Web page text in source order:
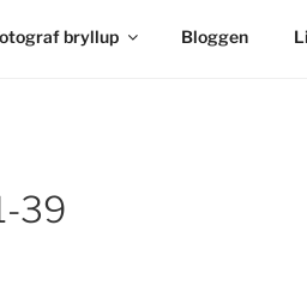
bryllup Bloggen
39